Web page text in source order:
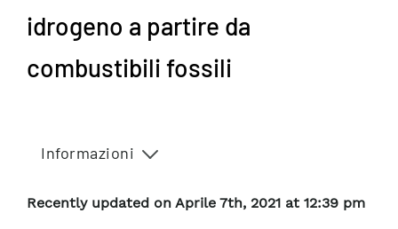
idrogeno a partire da
combustibili fossili
Informazioni
Recently updated on Aprile 7th, 2021 at 12:39 pm